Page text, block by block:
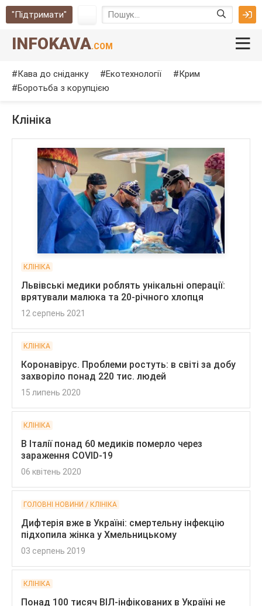
"Підтримати"
INFOKAVA.COM
Кава до сніданку Екотехнології
Крим
Боротьба з корупцією
Клініка
КЛІНІКА
Львівські медики роблять унікальні операції:
врятували малюка та 20-річного хлопця
12 серпень 2021
КЛІНІКА
Коронавірус. Проблеми ростуть: в світі за добу
захворіло понад 220 тис. людей
15 липень 2020
КЛІНІКА
В Італії понад 60 медиків померло через
зараження COVID-19
06 квітень 2020
ГОЛОВНІ НОВИНИ / КЛІНІКА
Дифтерія вже в Україні: смертельну інфекцію
підхопила жінка у Хмельницькому
03 серпень 2019
КЛІНІКА
Понад 100 тисяч ВІЛ-інфікованих в Україні не